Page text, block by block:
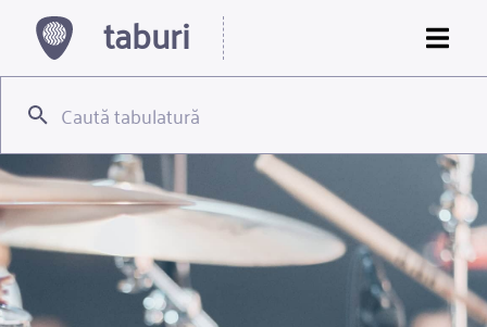
taburi